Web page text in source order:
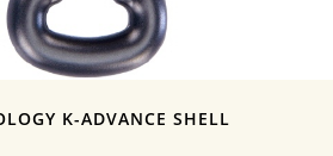
K-ADVANCE SHELL